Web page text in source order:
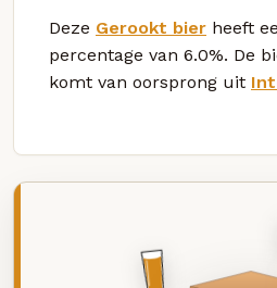
Deze Gerookt bier heeft
percentage van 6.0%. De
komt van oorsprong uit